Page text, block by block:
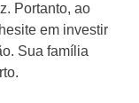
Portanto, ao
em investir
Sua família